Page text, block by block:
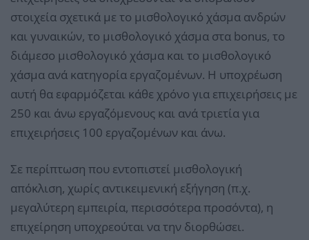
στοιχεία σχετικά με το μισθολογικό χάσμα ανδρών
και γυναικών, το μισθολογικό χάσμα στα bonus, το
διάμεσο μισθολογικό χάσμα και το μισθολογικό
χάσμα ανά κατηγορία εργαζομένων. Η υποχρέωση
αυτή θα εφαρμόζεται κάθε χρόνο για επιχειρήσεις με
250 και άνω εργαζόμενους και ανά τριετία για
επιχειρήσεις 100 εργαζομένων και άνω.
Σε περίπτωση που εντοπιστεί μισθολογική
απόκλιση, χωρίς αντικειμενική εξήγηση (π.χ.
μεγαλύτερη εμπειρία, περισσότερα προσόντα), η
επιχείρηση υποχρεούται να την διορθώσει.